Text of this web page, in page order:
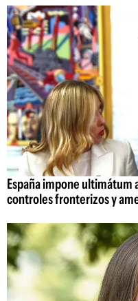
España impone ultimátum
controles fronterizos y